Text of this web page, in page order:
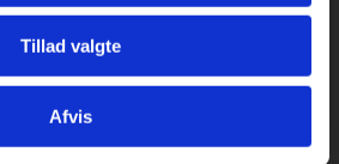
Tillad valgte
Afvis
Gå til praxisOnline